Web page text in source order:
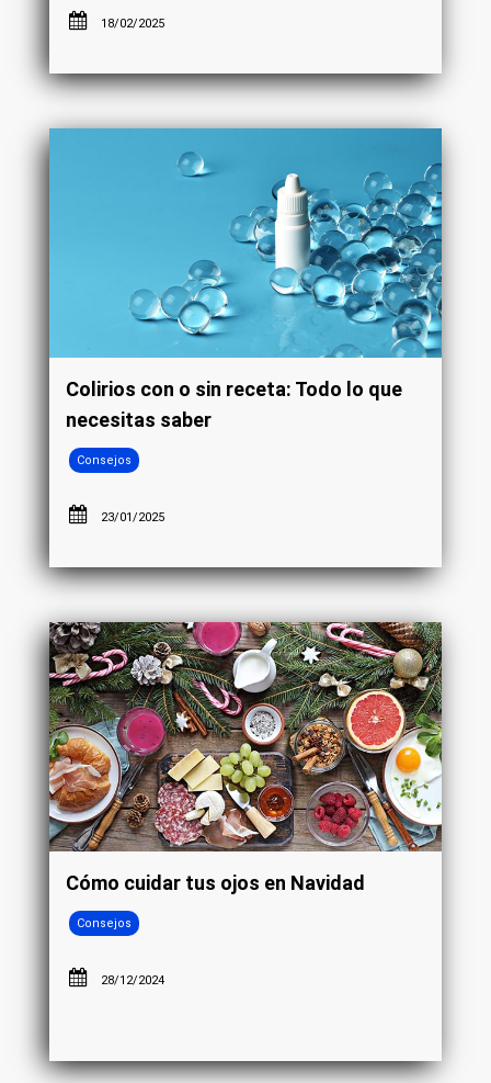
18/02/2025
Colirios con o sin receta: Todo lo que
necesitas saber
Consejos
23/01/2025
Cómo cuidar tus ojos en Navidad
Consejos
28/12/2024